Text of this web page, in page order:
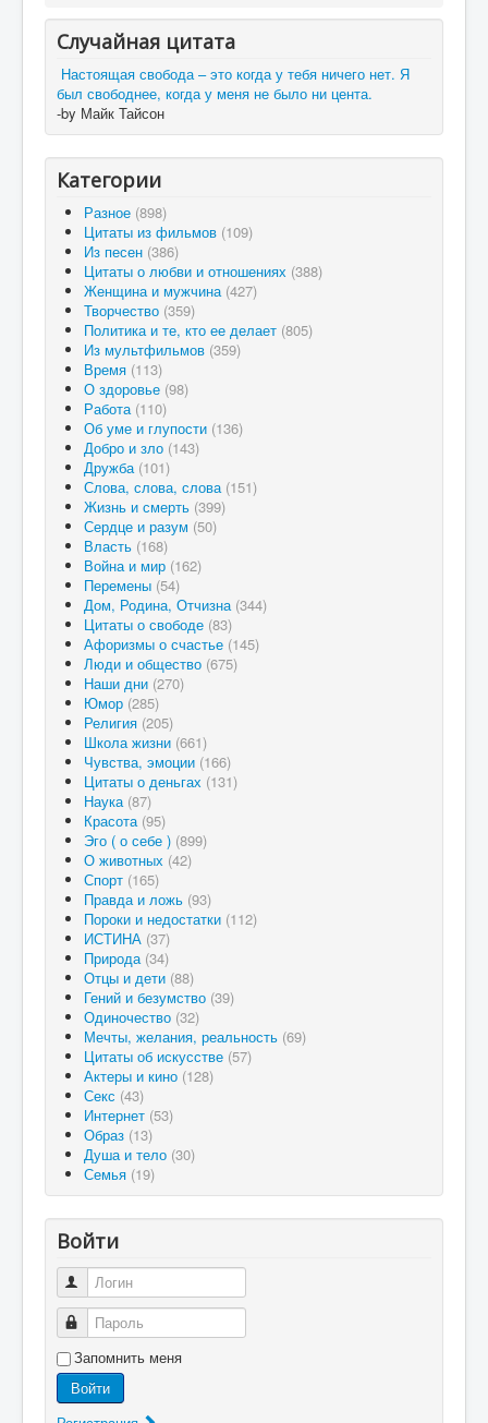
Случайная цитата
Настоящая свобода – это когда у тебя ничего нет. Я
был свободнее, когда у меня не было ни цента.
-by Майк Тайсон
Категории
Разное (898)
Цитаты из фильмов (109)
Из песен (386)
Цитаты о любви и отношениях (388)
Женщина и мужчина (427)
Творчество (359)
Политика и те, кто ее делает (805)
Из мультфильмов (359)
Время (113)
О здоровье (98)
Работа (110)
Об уме и глупости (136)
Добро и зло (143)
Дружба (101)
Слова, слова, слова (151)
Жизнь и смерть (399)
Сердце и разум (50)
Власть (168)
Война и мир (162)
Перемены (54)
Дом, Родина, Отчизна (344)
Цитаты о свободе (83)
Афоризмы о счастье (145)
Люди и общество (675)
Наши дни (270)
Юмор (285)
Религия (205)
Школа жизни (661)
Чувства, эмоции (166)
Цитаты о деньгах (131)
Наука (87)
Красота (95)
Эго ( о себе ) (899)
О животных (42)
Спорт (165)
Правда и ложь (93)
Пороки и недостатки (112)
ИСТИНА (37)
Природа (34)
Отцы и дети (88)
Гений и безумство (39)
Одиночество (32)
Мечты, желания, реальность (69)
Цитаты об искусстве (57)
Актеры и кино (128)
Секс (43)
Интернет (53)
Образ (13)
Душа и тело (30)
Семья (19)
Войти
Логин
Пароль
Запомнить меня
Войти